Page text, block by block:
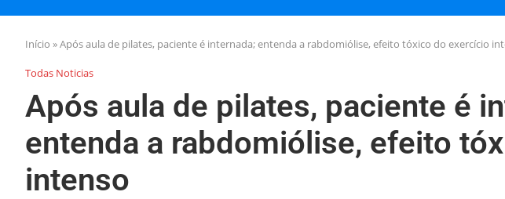
Início »Após aula de pilates, paciente é internada; entenda a rabdomiólise, efeito tóxico do exercício
Todas Noticias
Após aula de pilates, paciente é
entenda a rabdomiólise, efeito
intenso